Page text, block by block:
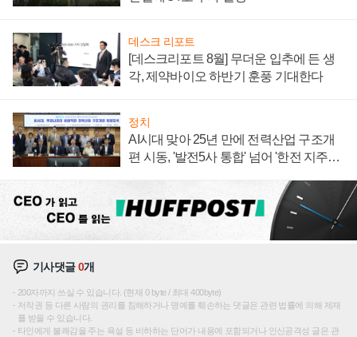
데스크 리포트
[데스크리포트 8월] 무더운 입추에 든 생
각, 제약바이오 하반기 훈풍 기대한다
정치
AI시대 맞아 25년 만에 전력산업 구조개
편 시동, '발전5사 통합' 넘어 '한전 지주사'
기사댓글0개
200자까지 쓰실 수 있습니다. (현재 0 byte / 최대 400byte)
저작권 등 다른 사람의 권리를 침해하거나 명예를 훼손하는 댓글은 관련 법률에 의해 제재
를 받을 수 있습니다.
타인에게 불쾌감을 주는 욕설 등 비하하는 단어가 내용에 포함되거나 인신공격성 글은 관